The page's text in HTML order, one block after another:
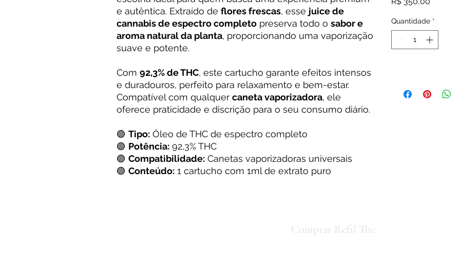
e autêntica. Extraído de flores frescas, esse juice de
cannabis de espectro completo preserva todo o sabor e
aroma natural da planta, proporcionando uma vaporização
suave e potente.
Com 92,3% de THC, este cartucho garante efeitos intensos
e duradouros, perfeito para relaxamento e bem-estar.
Compatível com qualquer caneta vaporizadora, ele
oferece praticidade e discrição para o seu consumo diário.
🟢 Tipo: Óleo de THC de espectro completo
🟢 Potência: 92,3% THC
🟢 Compatibilidade: Canetas vaporizadoras universais
🟢 Conteúdo: 1 cartucho com 1ml de extrato puro
Quantidade *
Comprar Refil Thc